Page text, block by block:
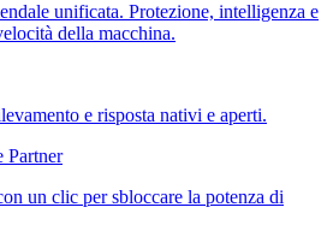
unificata. Protezione, intelligenza e
della macchina.
e risposta nativi e aperti.
Partner
un clic per sbloccare la potenza di